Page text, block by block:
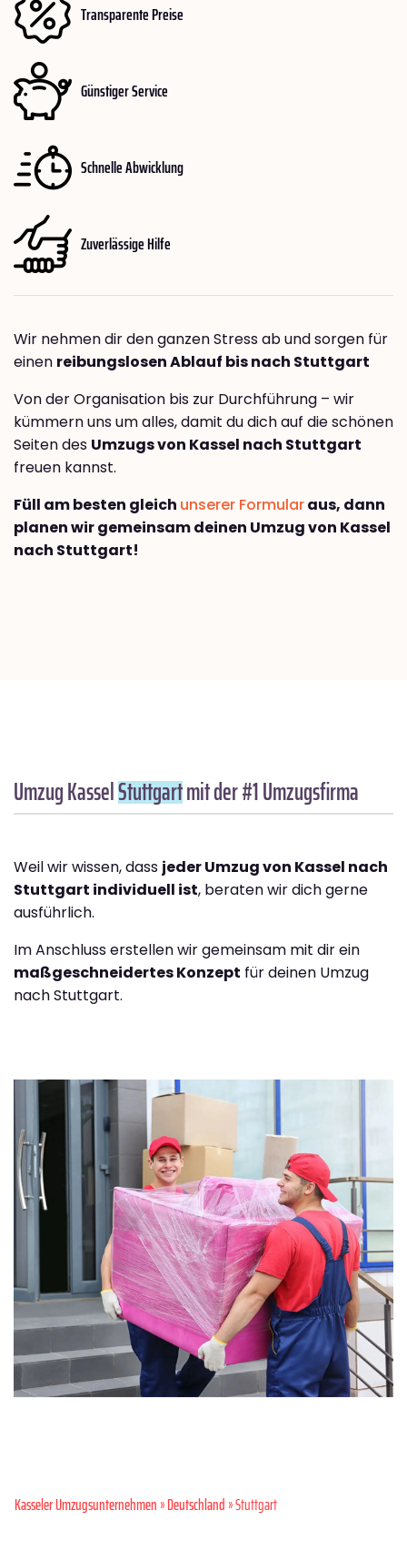
Transparente Preise
Günstiger Service
Schnelle Abwicklung
Zuverlässige Hilfe
Wir nehmen dir den ganzen Stress ab und sorgen für
einen reibungslosen Ablauf bis nach Stuttgart
Von der Organisation bis zur Durchführung – wir
kümmern uns um alles, damit du dich auf die schönen
Seiten des Umzugs von Kassel nach Stuttgart
freuen kannst.
Füll am besten gleich unserer Formularaus, dann
planen wir gemeinsam deinen Umzug von Kassel
nach Stuttgart!
Umzug KasselStuttgartmit der #1 Umzugsfirma
Weil wir wissen, dass jeder Umzug von Kassel nach
Stuttgart individuell ist, beraten wir dich gerne
ausführlich.
Im Anschluss erstellen wir gemeinsam mit dir ein
maßgeschneidertes Konzept für deinen Umzug
nach Stuttgart.
Kasseler Umzugsunternehmen»Deutschland» Stuttgart